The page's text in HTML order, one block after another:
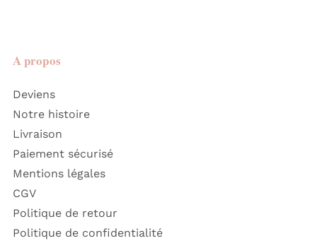
A propos
Deviens
Notre histoire
Livraison
Paiement sécurisé
Mentions légales
CGV
Politique de retour
Politique de confidentialité